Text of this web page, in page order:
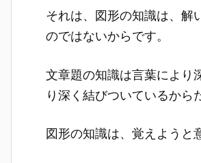
それは、図形の知識は、解
のではないからです。
文章題の知識は言葉により
り深く結びついているから
図形の知識は、覚えようと